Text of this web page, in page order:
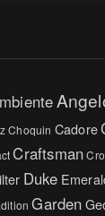
Choquin Cadore
Craftsman
Duke
Garden